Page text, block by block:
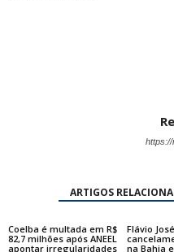
https://
ARTIGOS
Coelba é multada em R$
82,7 milhões após ANEEL
apontar irregularidades
Flávio
na Bahia